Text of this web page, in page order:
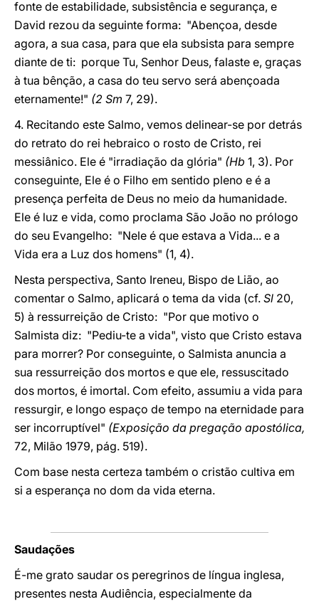
fonte de estabilidade, subsistência e segurança, e
David rezou da seguinte forma: "Abençoa, desde
agora, a sua casa, para que ela subsista para sempre
diante de ti: porque Tu, Senhor Deus, falaste e, graças
à tua bênção, a casa do teu servo será abençoada
eternamente!" (2 Sm 7, 29).
4. Recitando este Salmo, vemos delinear-se por detrás
do retrato do rei hebraico o rosto de Cristo, rei
messiânico. Ele é "irradiação da glória" (Hb 1, 3). Por
conseguinte, Ele é o Filho em sentido pleno e é a
presença perfeita de Deus no meio da humanidade.
Ele é luz e vida, como proclama São João no prólogo
do seu Evangelho: "Nele é que estava a Vida... e a
Vida era a Luz dos homens" (1, 4).
Nesta perspectiva, Santo Ireneu, Bispo de Lião, ao
comentar o Salmo, aplicará o tema da vida (cf. Sl 20,
5) à ressurreição de Cristo: "Por que motivo o
Salmista diz: "Pediu-te a vida", visto que Cristo estava
para morrer? Por conseguinte, o Salmista anuncia a
sua ressurreição dos mortos e que ele, ressuscitado
dos mortos, é imortal. Com efeito, assumiu a vida para
ressurgir, e longo espaço de tempo na eternidade para
ser incorruptível" (Exposição da pregação apostólica,
72, Milão 1979, pág. 519).
Com base nesta certeza também o cristão cultiva em
si a esperança no dom da vida eterna.
Saudações
É-me grato saudar os peregrinos de língua inglesa,
presentes nesta Audiência, especialmente da